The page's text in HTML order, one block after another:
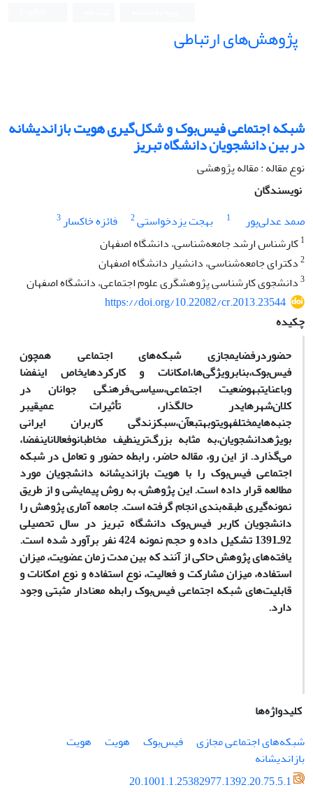
پژوهش‌های ارتباطی
شبکه اجتماعی فیس‌بوک و شکل‌گیری هویت بازاندیشانه
در بین دانشجویان دانشگاه تبریز
نوع مقاله : مقاله پژوهشی
نویسندگان
صمد عدلی‌پور
1 بهجت یزدخواستی2 فائزه خاکسار3
1کارشناس ارشد جامعه‌شناسی، دانشگاه اصفهان
2دکترای جامعه‌شناسی، دانشیار دانشگاه اصفهان
3دانشجوی کارشناسی پژوهشگری علوم اجتماعی، دانشگاه اصفهان
https://doi.org/10.22082/cr.2013.23544
چکیده
حضوردرفضایمجازی شبکه‌های اجتماعی همچون
فیس‌بوک،بنابرویژگی‌ها،امکانات و کارکردهایخاص اینفضا
وباعنایتبهوضعیت اجتماعی،سیاسی،فرهنگی جوانان در
کلان‌شهرهایدر حالگذار، تأثیرات عمیقیبر
جنبه‌هایمختلفهویتوبهتبعآن،سبکزندگی کاربران ایرانی
بویژهدانشجویان،به مثابه بزرگ‌ترینطیف مخاطبانوفعالاناینفضا،
می‌گذارد. از این رو، مقاله حاضر، رابطه حضور و تعامل در شبکه‌
اجتماعی فیس‌بوک را با هویت بازاندیشانه دانشجویان مورد
مطالعه قرار داده است. این پژوهش، به روش پیمایشی و از طریق
نمونه‌گیری طبقه‌بندی انجام گرفته است. جامعه آماری پژوهش را
دانشجویان کاربر فیس‌بوک دانشگاه تبریز ‌در سال‌ تحصیلی
92ـ1391 تشکیل داده و حجم نمونه 424 نفر برآورد شده است.
یافته‌های پژوهش حاکی از آنند که بین مدت زمان عضویت، میزان
استفاده‌، میزان مشارکت و فعالیت، نوع استفاده و نوع امکانات و
قابلیت‌های شبکه‌ اجتماعی فیس‌بوک رابطه معنادار مثبتی وجود
دارد.
کلیدواژه‌ها
شبکه‌های اجتماعی مجازی
فیس‌بوک هویت
هویت
بازاندیشانه
20.1001.1.25382977.1392.20.75.5.1